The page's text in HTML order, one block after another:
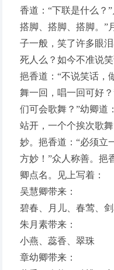
香道：“下联是什么？
搭脚、搭脚、搭脚。”
子一般，笑了许多眼
死人么？如今不准说
挹香道：“不说笑话，
舞一回，唱一回可好
们可会歌舞？”幼卿道
站开，一个个挨次歌
妙。挹香道：“必须立
方妙！”众人称善。挹
卿点名。见上写着：
吴慧卿带来：
碧春、月儿、春莺、
朱月素带来：
小燕、蕊香、翠珠
章幼卿带来：